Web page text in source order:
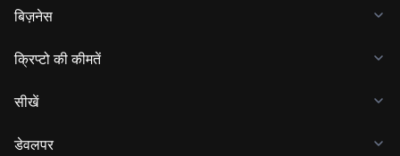
बिज़नेस
क्रिप्टो की कीमतें
सीखें
डेवलपर